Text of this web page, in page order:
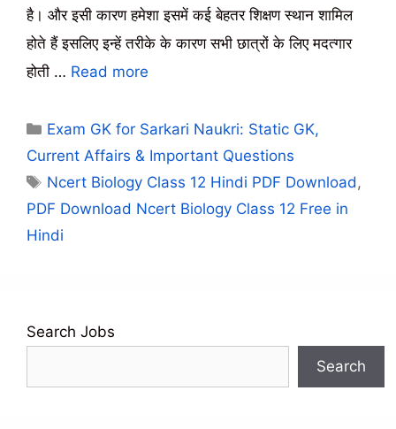
है। और इसी कारण हमेशा इसमें कई बेहतर शिक्षण स्थान शामिल
होते हैं इसलिए इन्हें तरीके के कारण सभी छात्रों के लिए मदत्गार
होती … Read more
Categories
Exam GK for Sarkari Naukri: Static GK,
Current Affairs & Important Questions
Tags
Ncert Biology Class 12 Hindi PDF Download,
PDF Download Ncert Biology Class 12 Free in
Hindi
Search Jobs
Search